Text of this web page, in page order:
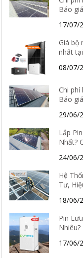
Báo
17/07/
Giá bộ
nhất
08/07/
Chi
Báo
29/06/
Lắp
Nhất?
24/06/
Hệ
Tư,
18/06/
Pin
17/06/